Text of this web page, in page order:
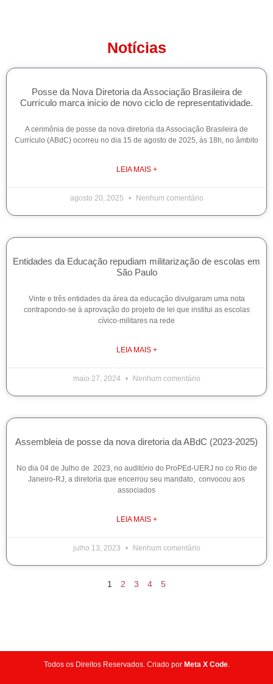
Notícias
Posse da Nova Diretoria da Associação Brasileira de
Currículo marca início de novo ciclo de representatividade.
A cerimônia de posse da nova diretoria da Associação Brasileira de
Currículo (ABdC) ocorreu no dia 15 de agosto de 2025, às 18h, no âmbito
LEIA MAIS +
agosto 20, 2025 Nenhum comentário
Entidades da Educação repudiam militarização de escolas em
São Paulo
Vinte e três entidades da área da educação divulgaram uma nota
contrapondo-se à aprovação do projeto de lei que institui as escolas
cívico-militares na rede
LEIA MAIS +
maio 27, 2024 Nenhum comentário
Assembleia de posse da nova diretoria da ABdC (2023-2025)
No dia 04 de Julho de 2023, no auditório do ProPEd-UERJ no co Rio de
Janeiro-RJ, a diretoria que encerrou seu mandato, convocou aos
associados
LEIA MAIS +
julho 13, 2023 Nenhum comentário
1 2 3 4 5
Todos os Direitos Reservados. Criado por Meta X Code.